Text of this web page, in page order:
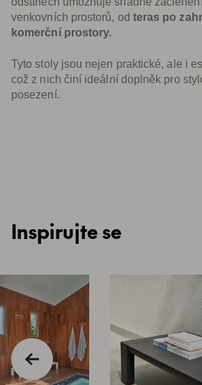
venkovních prostorů, od teras po
komerční prostory.
Tyto stoly jsou nejen praktické, ale i
což z nich činí ideální doplněk pro
posezení.
Inspirujte se